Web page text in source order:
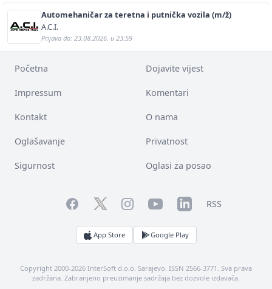
Automehaničar za teretna i putnička vozila (m/ž)
A.C.I.
Prijava do: 23.08.2026. u 23:59
Početna Dojavite vijest
Impressum Komentari
Kontakt O nama
Oglašavanje Privatnost
Sigurnost Oglasi za posao
FacebookTwitterInstagramYouTubeLinkedInRSS
App Store Google Play
Copyright 2000-2026 InterSoft d.o.o. Sarajevo. ISSN 2566-3771. Sva prava
zadržana. Zabranjeno preuzimanje sadržaja bez dozvole izdavača.